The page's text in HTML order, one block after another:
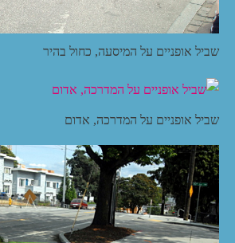
שביל אופניים על המיסעה, כחול בהיר
שביל אופניים על המדרכה, אדום